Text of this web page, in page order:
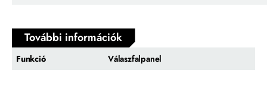
További információk
Funkció Válaszfalpanel